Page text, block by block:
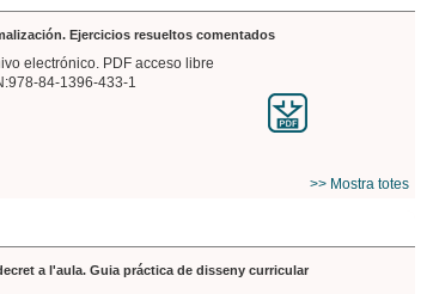
Ejercicios resueltos comentados
electrónico. PDF acceso libre
84-1396-433-1
>> Mostra totes
a l'aula. Guia práctica de disseny curricular